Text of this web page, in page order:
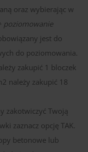
oraz wybierając w
poziomowanie
jest do
do poziomowania.
zakupić 1 bloczek
należy zakupić 18
zakotwiczyć Twoją
zaznacz opcję TAK.
betonowe lub